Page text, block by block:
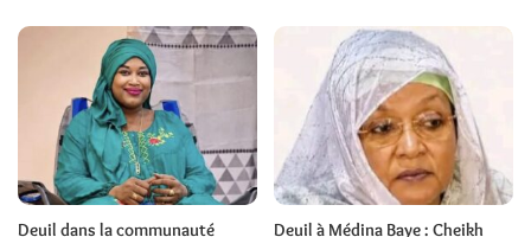
Deuil dans la communauté
Deuil à Médina Baye : Cheikh